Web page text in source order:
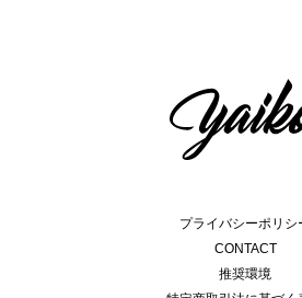
プライバシーポリシ
CONTACT
推奨環境